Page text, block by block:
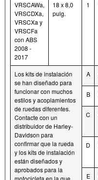
VRSCAWa,
VRSCDXa,
VRSCXa y
VRSCFa
con ABS
2008 -
2017
18 x 8,0
pulg.
1
Los kits de instalación
se han diseñado para
funcionar con muchos
estilos y acoplamientos
de ruedas diferentes.
Contacte con un
distribuidor de Harley-
Davidson para
confirmar que la rueda
y los kits de instalación
están diseñados y
aprobados para la
A
B
C
D
E